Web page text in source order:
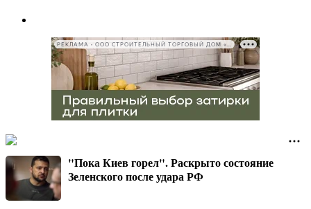
РЕКЛАМА • ООО СТРОИТЕЛЬНЫЙ ТОРГОВЫЙ ДОМ «ПЕТРОВИЧ», ИНН 7802348846
"Пока Киев горел". Раскрыто состояние
Зеленского после удара РФ